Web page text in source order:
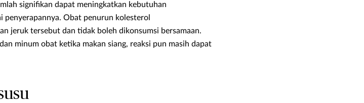
signifikan dapat meningkatkan kebutuhan
penyerapannya. Obat penurun kolesterol
jeruk tersebut dan tidak boleh dikonsumsi bersamaan.
minum obat ketika makan siang, reaksi pun masih dapat